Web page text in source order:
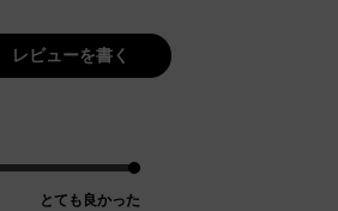
レビューを書く
とても良かった